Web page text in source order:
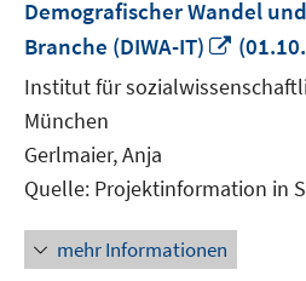
Demografischer Wandel
Branche (DIWA-IT)
In
neuem
Fenster
Institut für
München
Gerlmaier, Anja
Quelle: Projektinformation in
mehr Informationen